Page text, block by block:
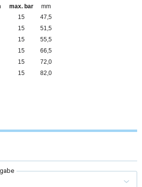
max. bar
mm
15
47,5
15
51,5
15
55,5
15
66,5
15
72,0
15 82,0